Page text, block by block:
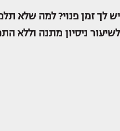
יש לך זמן פנוי? למה שלא
לשיעור ניסיון מתנה וללא